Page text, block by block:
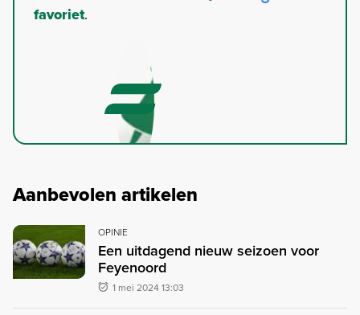
favoriet.
Aanbevolen artikelen
OPINIE
Een uitdagend nieuw seizoen voor
Feyenoord
1 mei 2024 13:03